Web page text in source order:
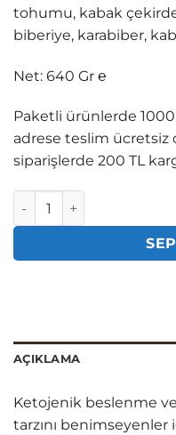
tohumu, kabak
biberiye, karabiber,
Net: 640 Gr ℮
Paketli ürünlerde
adrese teslim ücretsiz
siparişlerde 200 TL
Habit Badem Unundan
AÇIKLAMA
Ketojenik beslenme
tarzını